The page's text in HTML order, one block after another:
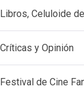
Libros, Celuloide
Críticas y Opinión
Festival de Cine